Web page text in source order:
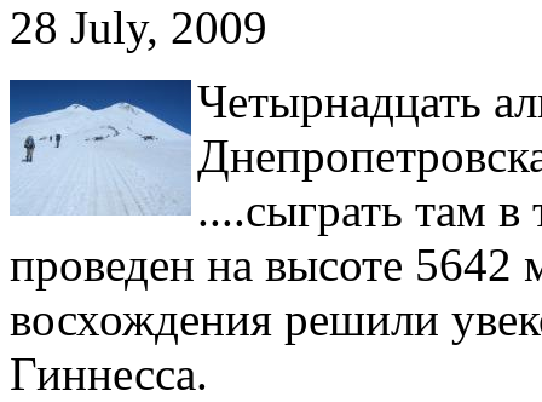
28 July, 2009
Четырнадцать
....сыграть там
проведен на высоте 5642
восхождения решили
Гиннесса.